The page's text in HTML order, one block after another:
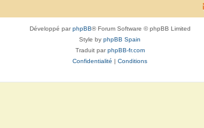
Développé parphpBB® Forum Software © phpBB Limited
Style by phpBB Spain
Traduit parphpBB-fr.com
Confidentialité | Conditions